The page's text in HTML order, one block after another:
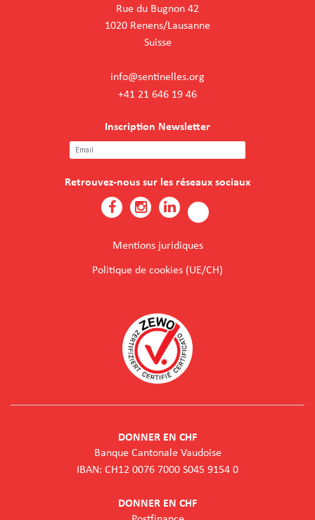
Rue du Bugnon 42
1020 Renens/Lausanne
Suisse
info@sentinelles.org
+41 21 646 19 46
Inscription Newsletter
Retrouvez-nous sur les réseaux sociaux
Mentions juridiques
Politique de cookies (UE/CH)
DONNER EN CHF
Banque Cantonale Vaudoise
IBAN: CH12 0076 7000 S045 9154 0
DONNER EN CHF